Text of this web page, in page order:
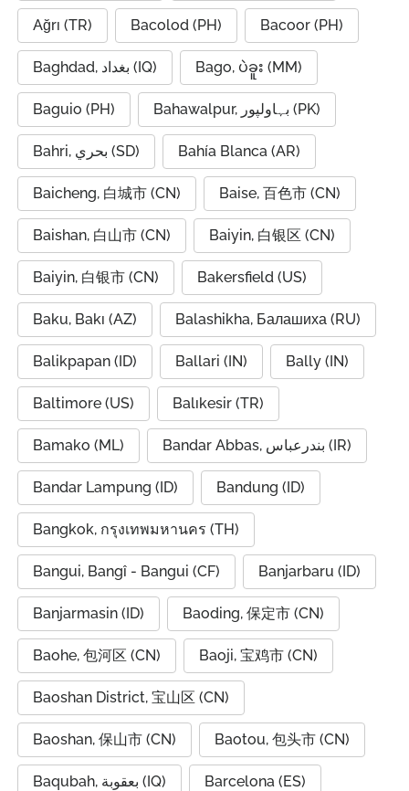
Ağrı (TR) Bacolod (PH) Bacoor (PH)
Baghdad, بغداد (IQ) Bago, ပဲခူး (MM)
Baguio (PH) Bahawalpur, بہاولپور (PK)
Bahri, بحري (SD) Bahía Blanca (AR)
Baicheng, 白城市 (CN) Baise, 百色市 (CN)
Baishan, 白山市 (CN) Baiyin, 白银区 (CN)
Baiyin, 白银市 (CN) Bakersfield (US)
Baku, Bakı (AZ) Balashikha, Балашиха (RU)
Balikpapan (ID) Ballari (IN) Bally (IN)
Baltimore (US) Balıkesir (TR)
Bamako (ML) Bandar Abbas, بندرعباس (IR)
Bandar Lampung (ID) Bandung (ID)
Bangkok, กรุงเทพมหานคร (TH)
Bangui, Bangî - Bangui (CF) Banjarbaru (ID)
Banjarmasin (ID) Baoding, 保定市 (CN)
Baohe, 包河区 (CN) Baoji, 宝鸡市 (CN)
Baoshan District, 宝山区 (CN)
Baoshan, 保山市 (CN) Baotou, 包头市 (CN)
Baqubah, بعقوبة (IQ) Barcelona (ES)